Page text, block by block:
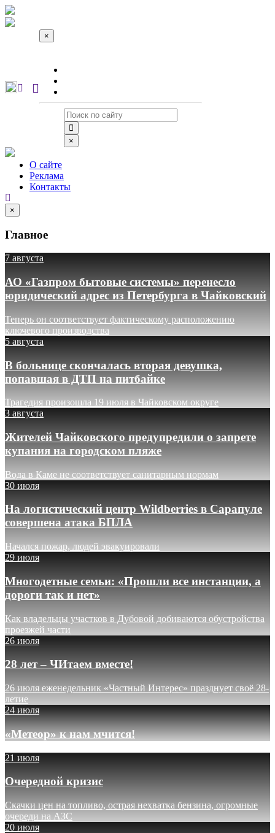
×
×
О сайте
Реклама
Контакты
×
Главное
7 августа
АО «Газпром бытовые системы» перенесло
юридический адрес из Петербурга в Чайковский
Теперь он соответствует фактическому расположению
ключевого производства
5 августа
В больнице скончалась вторая девушка,
попавшая в ДТП на питбайке
Трагедия произошла 19 июля в Чайковском округе
3 августа
Жителей Чайковского предупредили о запрете
купания на городском пляже
Вода в Каме не соответствует санитарным нормам
30 июля
На логистический центр Wildberries в Сарапуле
совершена атака БПЛА
Начался пожар, людей эвакуировали
29 июля
Многодетные семьи: «Прошли все инстанции, а
дороги так и нет»
Как владельцы участков в Дубовой добиваются обустройства
проезжей части
26 июля
28 лет – ЧИтаем вместе!
26 июля еженедельник «Частный Интерес» празднует своё 28-
летие
24 июля
«Метеор» к нам мчится!
21 июля
Очередной кризис
Скачки цен на топливо, острая нехватка бензина, огромные
очереди на АЗС
20 июля